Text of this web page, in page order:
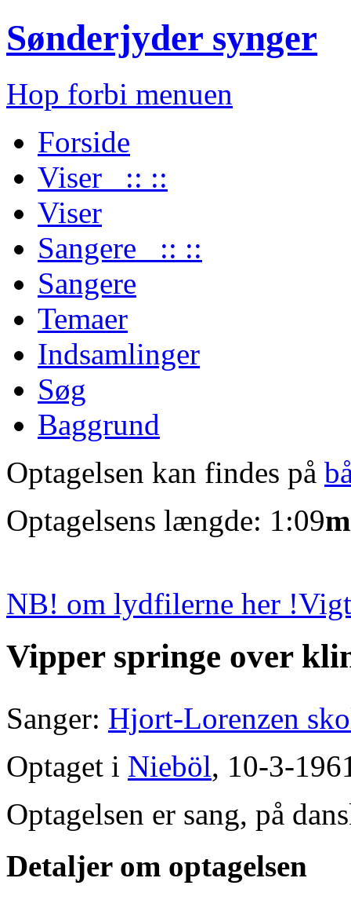
Sønderjyder synger
Hop forbi menuen
Forside
Viser :: ::
Viser
Sangere :: ::
Sangere
Temaer
Indsamlinger
Søg
Baggrund
Optagelsen kan findes på
Optagelsens længde: 1:09
NB! om lydfilerne her !
Vipper springe over
Sanger: Hjort-Lorenzen
Optaget i Nieböl, 10-3-
Optagelsen er sang, på
Detaljer om optagelsen